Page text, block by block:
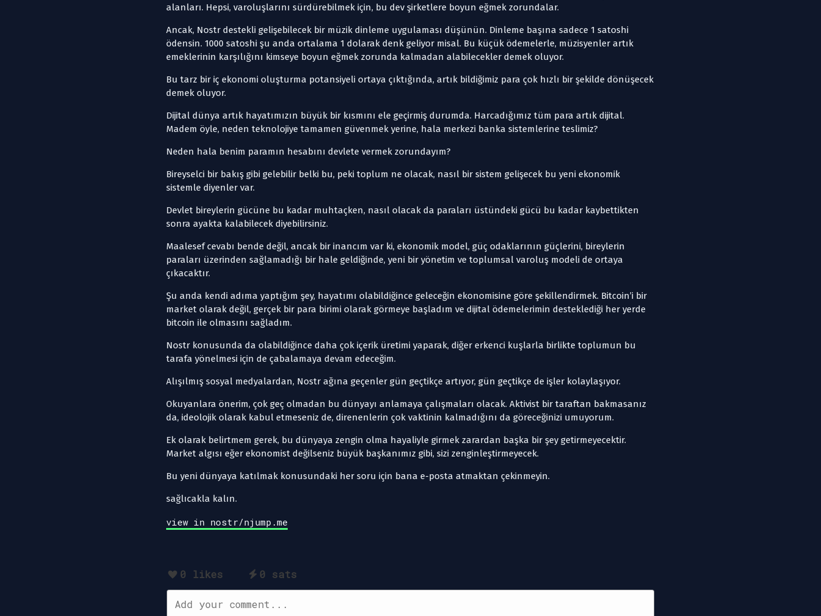
alanları. Hepsi, varoluşlarını sürdürebilmek için, bu dev şirketlere boyun eğmek zorundalar.
Ancak, Nostr destekli gelişebilecek bir müzik dinleme uygulaması düşünün. Dinleme başına sadece 1 satoshi
ödensin. 1000 satoshi şu anda ortalama 1 dolarak denk geliyor misal. Bu küçük ödemelerle, müzisyenler artık
emeklerinin karşılığını kimseye boyun eğmek zorunda kalmadan alabilecekler demek oluyor.
Bu tarz bir iç ekonomi oluşturma potansiyeli ortaya çıktığında, artık bildiğimiz para çok hızlı bir şekilde dönüşecek
demek oluyor.
Dijital dünya artık hayatımızın büyük bir kısmını ele geçirmiş durumda. Harcadığımız tüm para artık dijital.
Madem öyle, neden teknolojiye tamamen güvenmek yerine, hala merkezi banka sistemlerine teslimiz?
Neden hala benim paramın hesabını devlete vermek zorundayım?
Bireyselci bir bakış gibi gelebilir belki bu, peki toplum ne olacak, nasıl bir sistem gelişecek bu yeni ekonomik
sistemle diyenler var.
Devlet bireylerin gücüne bu kadar muhtaçken, nasıl olacak da paraları üstündeki gücü bu kadar kaybettikten
sonra ayakta kalabilecek diyebilirsiniz.
Maalesef cevabı bende değil, ancak bir inancım var ki, ekonomik model, güç odaklarının güçlerini, bireylerin
paraları üzerinden sağlamadığı bir hale geldiğinde, yeni bir yönetim ve toplumsal varoluş modeli de ortaya
çıkacaktır.
Şu anda kendi adıma yaptığım şey, hayatımı olabildiğince geleceğin ekonomisine göre şekillendirmek. Bitcoin’i bir
market olarak değil, gerçek bir para birimi olarak görmeye başladım ve dijital ödemelerimin desteklediği her yerde
bitcoin ile olmasını sağladım.
Nostr konusunda da olabildiğince daha çok içerik üretimi yaparak, diğer erkenci kuşlarla birlikte toplumun bu
tarafa yönelmesi için de çabalamaya devam edeceğim.
Alışılmış sosyal medyalardan, Nostr ağına geçenler gün geçtikçe artıyor, gün geçtikçe de işler kolaylaşıyor.
Okuyanlara önerim, çok geç olmadan bu dünyayı anlamaya çalışmaları olacak. Aktivist bir taraftan bakmasanız
da, ideolojik olarak kabul etmeseniz de, direnenlerin çok vaktinin kalmadığını da göreceğinizi umuyorum.
Ek olarak belirtmem gerek, bu dünyaya zengin olma hayaliyle girmek zarardan başka bir şey getirmeyecektir.
Market algısı eğer ekonomist değilseniz büyük başkanımız gibi, sizi zenginleştirmeyecek.
Bu yeni dünyaya katılmak konusundaki her soru için bana e-posta atmaktan çekinmeyin.
sağlıcakla kalın.
view in nostr/njump.me